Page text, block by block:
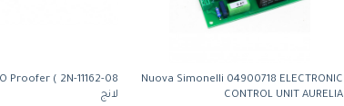
لانج
Nuova Simonelli 04900718 ELECTRONIC
CONTROL UNIT AURELIA